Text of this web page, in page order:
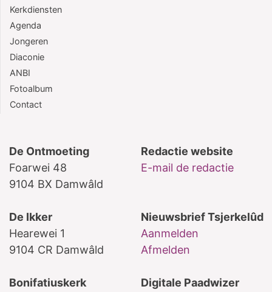
Kerkdiensten
Agenda
Jongeren
Diaconie
ANBI
Fotoalbum
Contact
De Ontmoeting
Foarwei 48
9104 BX Damwâld
Redactie website
E-mail de redactie
De Ikker
Hearewei 1
9104 CR Damwâld
Nieuwsbrief Tsjerkelûd
Aanmelden
Afmelden
Bonifatiuskerk
Digitale Paadwizer